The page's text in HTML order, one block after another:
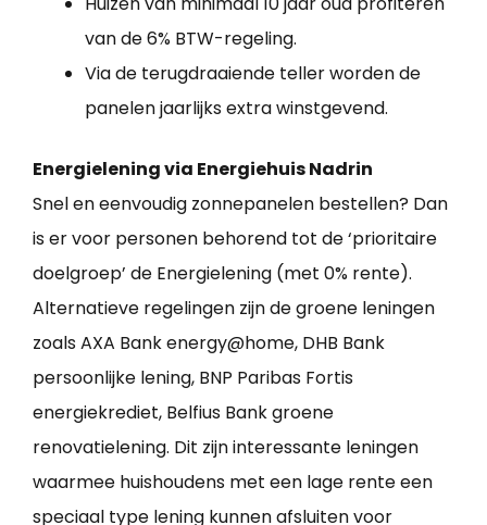
van de 6% BTW-regeling.
Via de terugdraaiende teller worden de
panelen jaarlijks extra winstgevend.
Energielening via Energiehuis Nadrin
Snel en eenvoudig zonnepanelen bestellen? Dan
is er voor personen behorend tot de ‘prioritaire
doelgroep’ de Energielening (met 0% rente).
Alternatieve regelingen zijn de groene leningen
zoals AXA Bank energy@home, DHB Bank
persoonlijke lening, BNP Paribas Fortis
energiekrediet, Belfius Bank groene
renovatielening. Dit zijn interessante leningen
waarmee huishoudens met een lage rente een
speciaal type lening kunnen afsluiten voor